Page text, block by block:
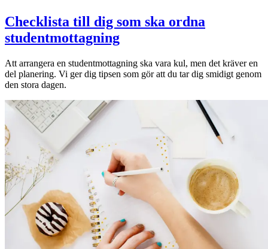
Checklista till dig som ska ordna
studentmottagning
Att arrangera en studentmottagning ska vara kul, men det kräver en
del planering. Vi ger dig tipsen som gör att du tar dig smidigt genom
den stora dagen.